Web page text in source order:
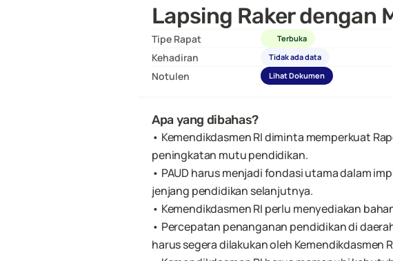
Lapsing Raker dengan
Tipe Rapat Terbuka
Kehadiran Tidak ada data
Notulen Lihat Dokumen
Apa yang dibahas?
• Kemendikdasmen RI diminta memperkuat
peningkatan mutu pendidikan.
• PAUD harus menjadi fondasi utama dalam
jenjang pendidikan selanjutnya.
• Kemendikdasmen RI perlu menyediakan
• Percepatan penanganan pendidikan di
harus segera dilakukan oleh Kemendikdasmen